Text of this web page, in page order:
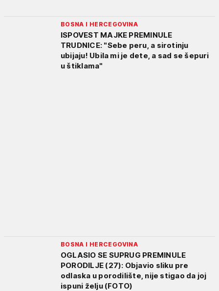
BOSNA I HERCEGOVINA
ISPOVEST MAJKE PREMINULE
TRUDNICE: "Sebe peru, a sirotinju
ubijaju! Ubila mi je dete, a sad se šepuri
u štiklama"
BOSNA I HERCEGOVINA
OGLASIO SE SUPRUG PREMINULE
PORODILJE (27): Objavio sliku pre
odlaska u porodilište, nije stigao da joj
ispuni želju (FOTO)